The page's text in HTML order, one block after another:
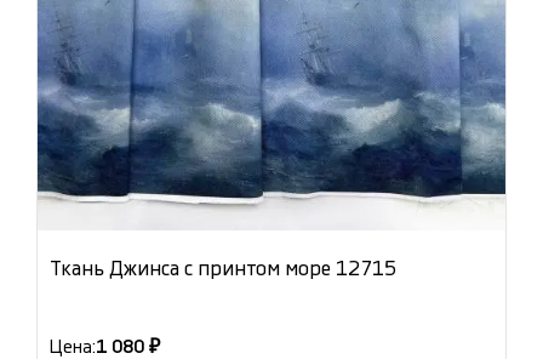
Ткань Джинса с принтом море 12715
Цена:1 080 ₽